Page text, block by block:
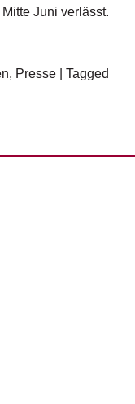
Juni verlässt.
, Presse
Tagged